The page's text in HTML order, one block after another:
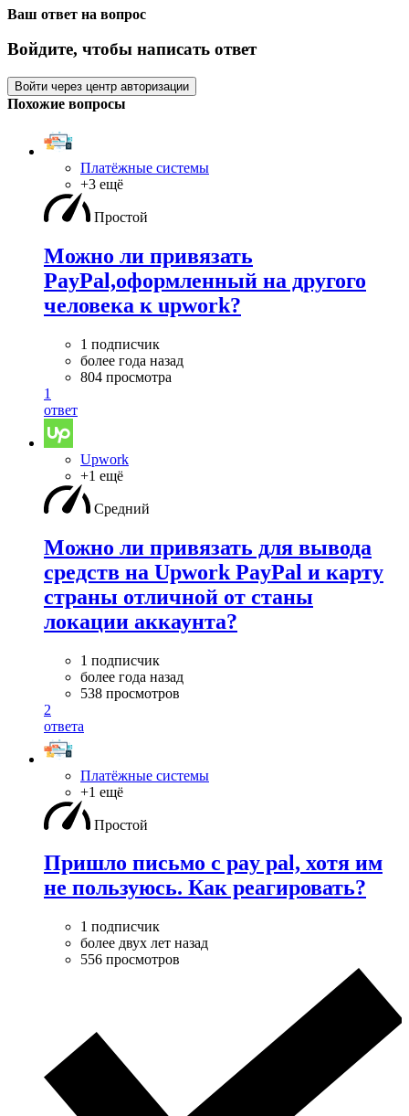
Ваш ответ на вопрос
Войдите, чтобы написать ответ
Войти через центр авторизации
Похожие вопросы
Платёжные системы
+3 ещё
Простой
Можно ли привязать
PayPal,оформленный на другого
человека к upwork?
1 подписчик
более года назад
804 просмотра
1
ответ
Upwork
+1 ещё
Средний
Можно ли привязать для вывода
средств на Upwork PayPal и карту
страны отличной от станы
локации аккаунта?
1 подписчик
более года назад
538 просмотров
2
ответа
Платёжные системы
+1 ещё
Простой
Пришло письмо с pay pal, хотя им
не пользуюсь. Как реагировать?
1 подписчик
более двух лет назад
556 просмотров